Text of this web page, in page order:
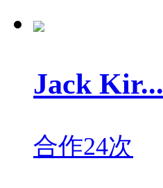
Jack Kir...
合作24次